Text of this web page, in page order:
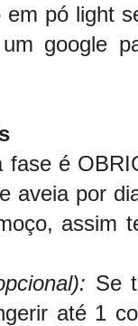
em pó light
google
fase é
aveia por
assim
Se
até 1